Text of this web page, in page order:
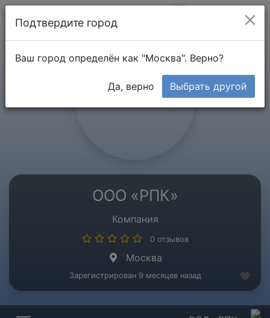
ООО «РПК»
Компания
0 отзывов
Москва
Зарегистрирован 9 месяцев назад
Подтвердите город
Ваш город определён как "Москва". Верно?
Да, верно Выбрать другой